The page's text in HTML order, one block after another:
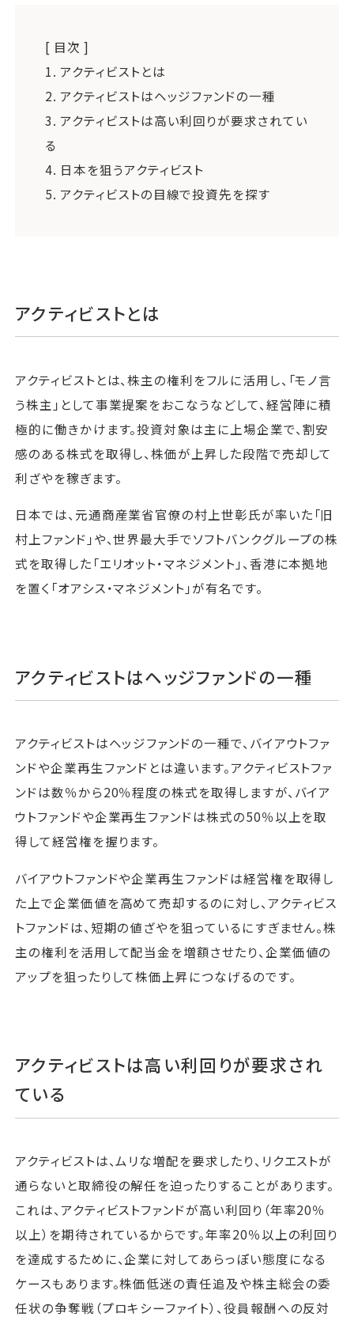
[ 目次 ]
1. アクティビストとは
2. アクティビストはヘッジファンドの一種
3. アクティビストは高い利回りが要求されてい
る
4. 日本を狙うアクティビスト
5. アクティビストの目線で投資先を探す
アクティビストとは
アクティビストとは、株主の権利をフルに活用し、「モノ言
う株主」として事業提案をおこなうなどして、経営陣に積
極的に働きかけます。投資対象は主に上場企業で、割安
感のある株式を取得し、株価が上昇した段階で売却して
利ざやを稼ぎます。
日本では、元通商産業省官僚の村上世彰氏が率いた「旧
村上ファンド」や、世界最大手でソフトバンクグループの株
式を取得した「エリオット・マネジメント」、香港に本拠地
を置く「オアシス・マネジメント」が有名です。
アクティビストはヘッジファンドの一種
アクティビストはヘッジファンドの一種で、バイアウトファ
ンドや企業再生ファンドとは違います。アクティビストファ
ンドは数％から20％程度の株式を取得しますが、バイア
ウトファンドや企業再生ファンドは株式の50％以上を取
得して経営権を握ります。
バイアウトファンドや企業再生ファンドは経営権を取得し
た上で企業価値を高めて売却するのに対し、アクティビス
トファンドは、短期の値ざやを狙っているにすぎません。株
主の権利を活用して配当金を増額させたり、企業価値の
アップを狙ったりして株価上昇につなげるのです。
アクティビストは高い利回りが要求され
ている
アクティビストは、ムリな増配を要求したり、リクエストが
通らないと取締役の解任を迫ったりすることがあります。
これは、アクティビストファンドが高い利回り（年率20％
以上）を期待されているからです。年率20％以上の利回り
を達成するために、企業に対してあらっぽい態度になる
ケースもあります。株価低迷の責任追及や株主総会の委
任状の争奪戦（プロキシーファイト）、役員報酬への反対